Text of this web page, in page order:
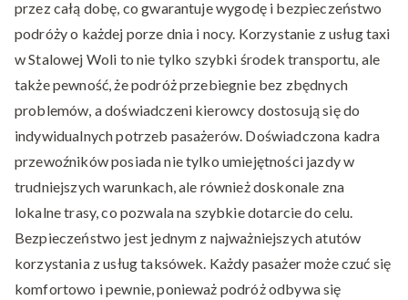
przez całą dobę, co gwarantuje wygodę i bezpieczeństwo
podróży o każdej porze dnia i nocy. Korzystanie z usług taxi
w Stalowej Woli to nie tylko szybki środek transportu, ale
także pewność, że podróż przebiegnie bez zbędnych
problemów, a doświadczeni kierowcy dostosują się do
indywidualnych potrzeb pasażerów. Doświadczona kadra
przewoźników posiada nie tylko umiejętności jazdy w
trudniejszych warunkach, ale również doskonale zna
lokalne trasy, co pozwala na szybkie dotarcie do celu.
Bezpieczeństwo jest jednym z najważniejszych atutów
korzystania z usług taksówek. Każdy pasażer może czuć się
komfortowo i pewnie, ponieważ podróż odbywa się